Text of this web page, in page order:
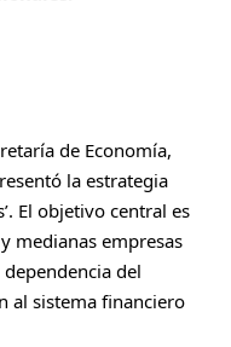
de Economía,
la estrategia
El objetivo central es
medianas empresas
del
al sistema financiero